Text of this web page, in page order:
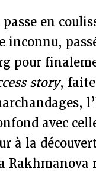
passe en
pour
story, faite
avec
à la